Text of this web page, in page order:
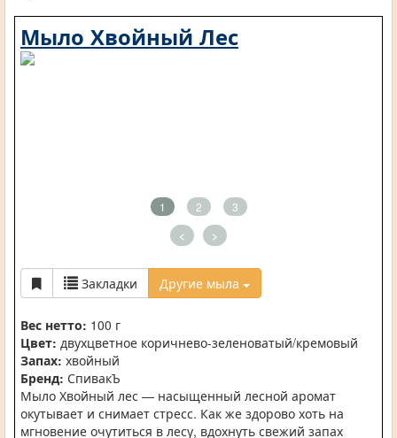
Мыло Хвойный Лес
1 2 3
< >
Закладки Другие мыла
Вес нетто: 100 г
Цвет: двухцветное коричнево-зеленоватый/кремовый
Запах: хвойный
Бренд: СпивакЪ
Мыло Хвойный лес — насыщенный лесной аромат
окутывает и снимает стресс. Как же здорово хоть на
мгновение очутиться в лесу, вдохнуть свежий запах